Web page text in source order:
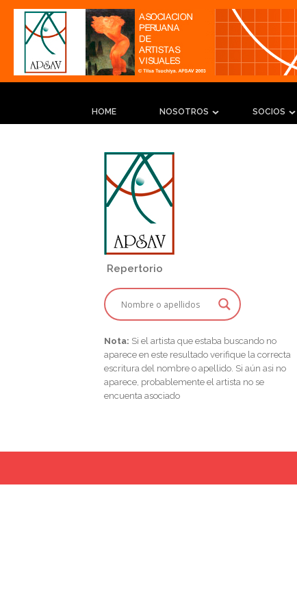
HOME NOSOTROS SOCIOS
Repertorio
Nota: Si el artista que estaba buscando no
aparece en este resultado verifique la correcta
escritura del nombre o apellido. Si aún asi no
aparece, probablemente el artista no se
encuenta asociado